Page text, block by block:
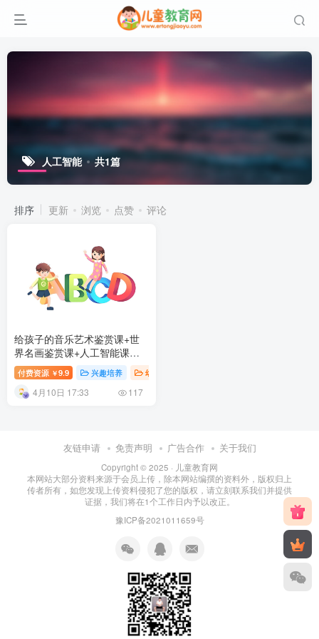
人工智能 共1篇
排序 更新 浏览 点赞 评论
给孩子的音乐艺术鉴赏课+世
界名画鉴赏课+人工智能课
（完结）百度网盘下载
付费资源 ￥9.9 兴趣培养 幼儿知识
4月10日 17:33 117
友链申请 免责声明 广告合作 关于我们
Copyright © 2025 · 儿童教育网
本网站大部分资料来源于会员上传，除本网站编撰的资料外，版权归上
传者所有，如您发现上传资料侵犯了您的版权，请立刻联系我们并提供
证据，我们将在1个工作日内予以改正。
豫ICP备2021011659号